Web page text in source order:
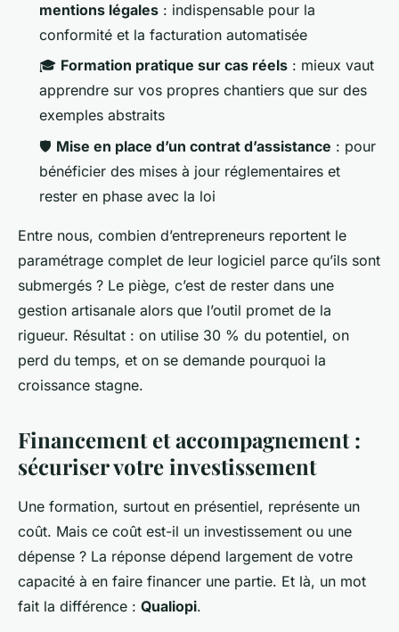
mentions légales : indispensable pour la
conformité et la facturation automatisée
🎓 Formation pratique sur cas réels : mieux vaut
apprendre sur vos propres chantiers que sur des
exemples abstraits
🛡️ Mise en place d’un contrat d’assistance : pour
bénéficier des mises à jour réglementaires et
rester en phase avec la loi
Entre nous, combien d’entrepreneurs reportent le
paramétrage complet de leur logiciel parce qu’ils sont
submergés ? Le piège, c’est de rester dans une
gestion artisanale alors que l’outil promet de la
rigueur. Résultat : on utilise 30 % du potentiel, on
perd du temps, et on se demande pourquoi la
croissance stagne.
Financement et accompagnement :
sécuriser votre investissement
Une formation, surtout en présentiel, représente un
coût. Mais ce coût est-il un investissement ou une
dépense ? La réponse dépend largement de votre
capacité à en faire financer une partie. Et là, un mot
fait la différence : Qualiopi.